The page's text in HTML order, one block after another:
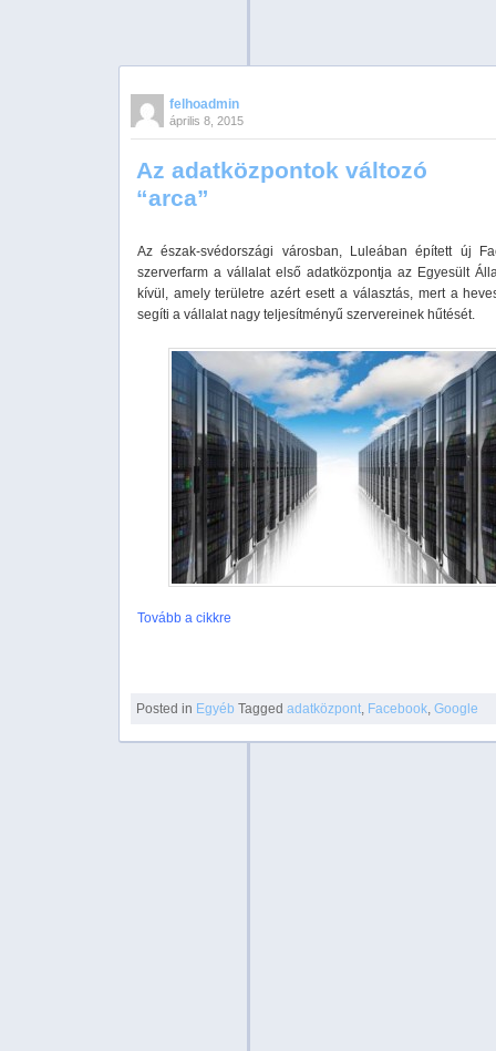
felhoadmin
április 8, 2015
Az adatközpontok változó
“arca”
Az észak-svédországi városban, Luleában épített új
szerverfarm a vállalat első adatközpontja az Egyesült
kívül, amely területre azért esett a választás, mert a
segíti a vállalat nagy teljesítményű szervereinek hűtését.
Tovább a cikkre
Posted in Egyéb Tagged adatközpont, Facebook,Google